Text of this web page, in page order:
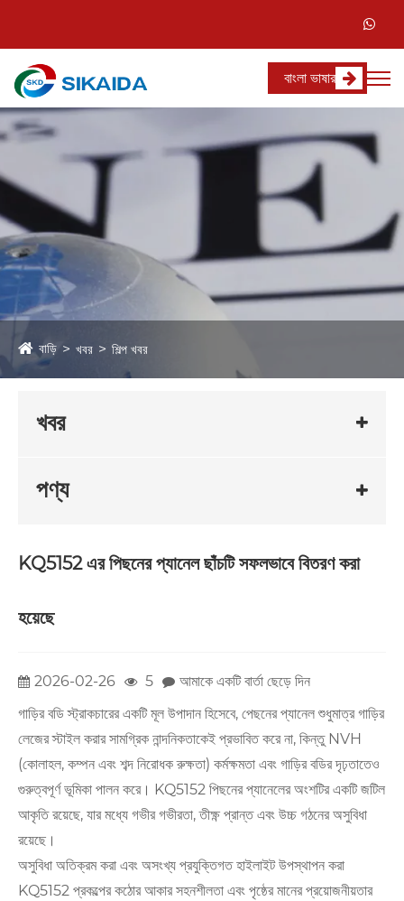
বাংলা ভাষার
বাড়ি খবর শিল্প খবর
খবর
পণ্য
KQ5152 এর পিছনের প্যানেল ছাঁচটি সফলভাবে বিতরণ করা
হয়েছে
2026-02-26 5
আমাকে একটি বার্তা ছেড়ে দিন
গাড়ির বডি স্ট্রাকচারের একটি মূল উপাদান হিসেবে, পেছনের প্যানেল শুধুমাত্র গাড়ির
লেজের স্টাইল করার সামগ্রিক নান্দনিকতাকেই প্রভাবিত করে না, কিন্তু NVH
(কোলাহল, কম্পন এবং শব্দ নিরোধক রুক্ষতা) কর্মক্ষমতা এবং গাড়ির বডির দৃঢ়তাতেও
গুরুত্বপূর্ণ ভূমিকা পালন করে। KQ5152 পিছনের প্যানেলের অংশটির একটি জটিল
আকৃতি রয়েছে, যার মধ্যে গভীর গভীরতা, তীক্ষ্ণ প্রান্ত এবং উচ্চ গঠনের অসুবিধা
রয়েছে।
অসুবিধা অতিক্রম করা এবং অসংখ্য প্রযুক্তিগত হাইলাইট উপস্থাপন করা
KQ5152 প্রকল্পের কঠোর আকার সহনশীলতা এবং পৃষ্ঠের মানের প্রয়োজনীয়তার